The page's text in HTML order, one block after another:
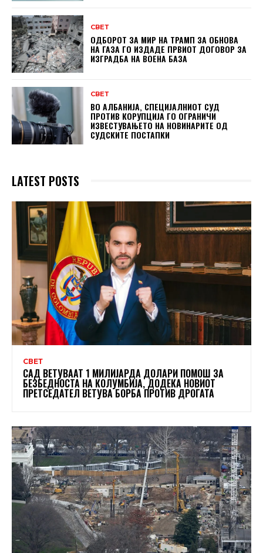
СВЕТ
ОДБОРОТ ЗА МИР НА ТРАМП ЗА ОБНОВА
НА ГАЗА ГО ИЗДАДЕ ПРВИОТ ДОГОВОР ЗА
ИЗГРАДБА НА ВОЕНА БАЗА
СВЕТ
ВО АЛБАНИЈА, СПЕЦИЈАЛНИОТ СУД
ПРОТИВ КОРУПЦИЈА ГО ОГРАНИЧИ
ИЗВЕСТУВАЊЕТО НА НОВИНАРИТЕ ОД
СУДСКИТЕ ПОСТАПКИ
LATEST POSTS
СВЕТ
САД ВЕТУВААТ 1 МИЛИЈАРДА ДОЛАРИ ПОМОШ ЗА
БЕЗБЕДНОСТА НА КОЛУМБИЈА, ДОДЕКА НОВИОТ
ПРЕТСЕДАТЕЛ ВЕТУВА БОРБА ПРОТИВ ДРОГАТА